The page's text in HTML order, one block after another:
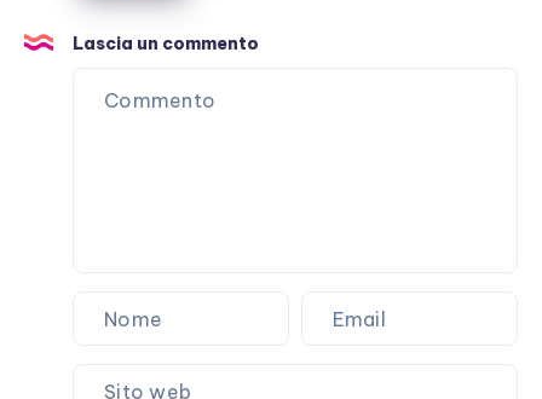
punto
sulla
Lascia un commento